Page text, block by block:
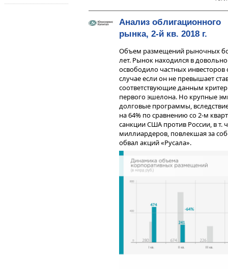
с предысторией и
Анализ облигационного
рынка, 2-й кв. 2018 г.
Объем размещений рыночных
лет. Рынок находился в
освободило частных
случае если он не превышает
соответствующие данным
первого эшелона. Но крупные
долговые программы,
на 64% по сравнению со 2-м
санкции США против России, в т.
миллиардеров, повлекшая за
обвал акций «Русала».